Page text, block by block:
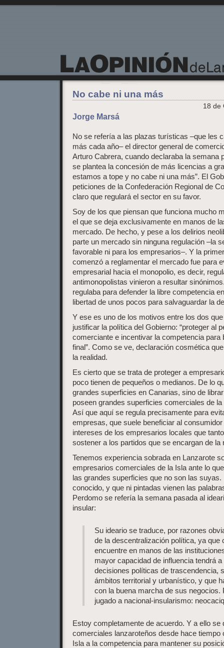
No cabe ni una más
18 de
Jorge Marsá
No se refería a las plazas turísticas –que les
más cada año– el director general de
Arturo Cabrera, cuando declaraba la semana
se plantea la concesión de más licencias a
estamos a tope y no cabe ni una más”. El
peticiones de la Confederación Regional de
claro que regulará el sector en su favor.
Soy de los que piensan que funciona mucho
el que se deja exclusivamente en manos de
mercado. De hecho, y pese a los delirios
parte un mercado sin ninguna regulación –la
favorable ni para los empresarios–. Y la
comenzó a reglamentar el mercado fue para
empresarial hacia el monopolio, es decir,
antimonopolistas vinieron a resultar
regulaba para defender la libre competencia
libertad de unos pocos para salvaguardar la
Y ese es uno de los motivos entre los dos
justificar la política del Gobierno: “proteger al
comerciante e incentivar la competencia para
final”. Como se ve, declaración cosmética
la realidad.
Es cierto que se trata de proteger a
poco tienen de pequeños o medianos. De lo
grandes superficies en Canarias, sino de
poseen grandes superficies comerciales de
Así que aquí se regula precisamente para
empresas, que suele beneficiar al
intereses de los empresarios locales que
sostener a los partidos que se encargan de la
Tenemos experiencia sobrada en Lanzarote
empresarios comerciales de la Isla ante lo
las grandes superficies que no son las
conocido, y que ni pintadas vienen las
Perdomo se refería la semana pasada al
insular:
Su ideario se traduce, por razones
de la descentralización política, ya que
encuentre en manos de las
mayor capacidad de influencia tendrá
decisiones políticas de trascendencia,
ámbitos territorial y urbanístico, y que
con la buena marcha de sus negocios.
jugado a nacional-insularismo:
Estoy completamente de acuerdo. Y a ello
comerciales lanzaroteños desde hace tiempo
Isla a la competencia para mantener su